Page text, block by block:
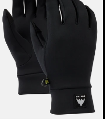
Sous-
gants
Screen
Grab®